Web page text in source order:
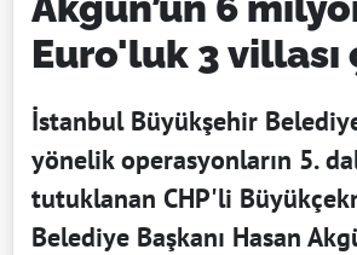
Euro'luk 3 villası
İstanbul Büyükşehir
yönelik operasyonların 5.
tutuklanan CHP'li
Belediye Başkanı Hasan